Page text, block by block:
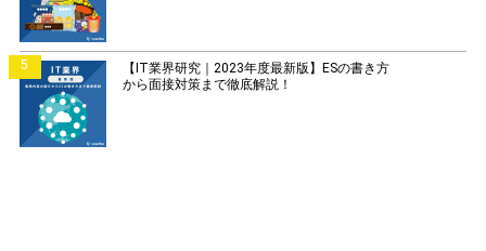
5
【IT業界研究｜2023年度最新版】ESの書き方
から面接対策まで徹底解説！